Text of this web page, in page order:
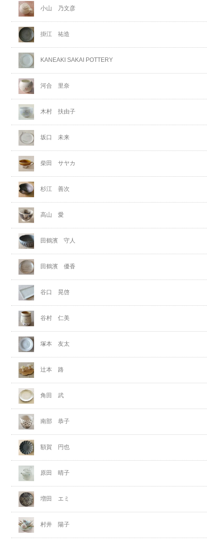
小山 乃文彦
掛江 祐造
KANEAKI SAKAI POTTERY
河合 里奈
木村 扶由子
坂口 未来
柴田 サヤカ
杉江 善次
高山 愛
田鶴濱 守人
田鶴濱 優香
谷口 晃啓
谷村 仁美
塚本 友太
辻本 路
角田 武
南部 恭子
額賀 円也
原田 晴子
増田 エミ
村井 陽子